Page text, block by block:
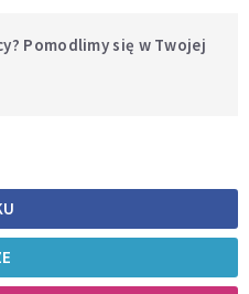
Pomodlimy się w Twojej